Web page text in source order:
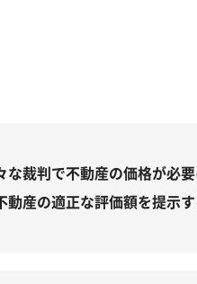
な裁判で不動産の価格が必
動産の適正な評価額を提示す